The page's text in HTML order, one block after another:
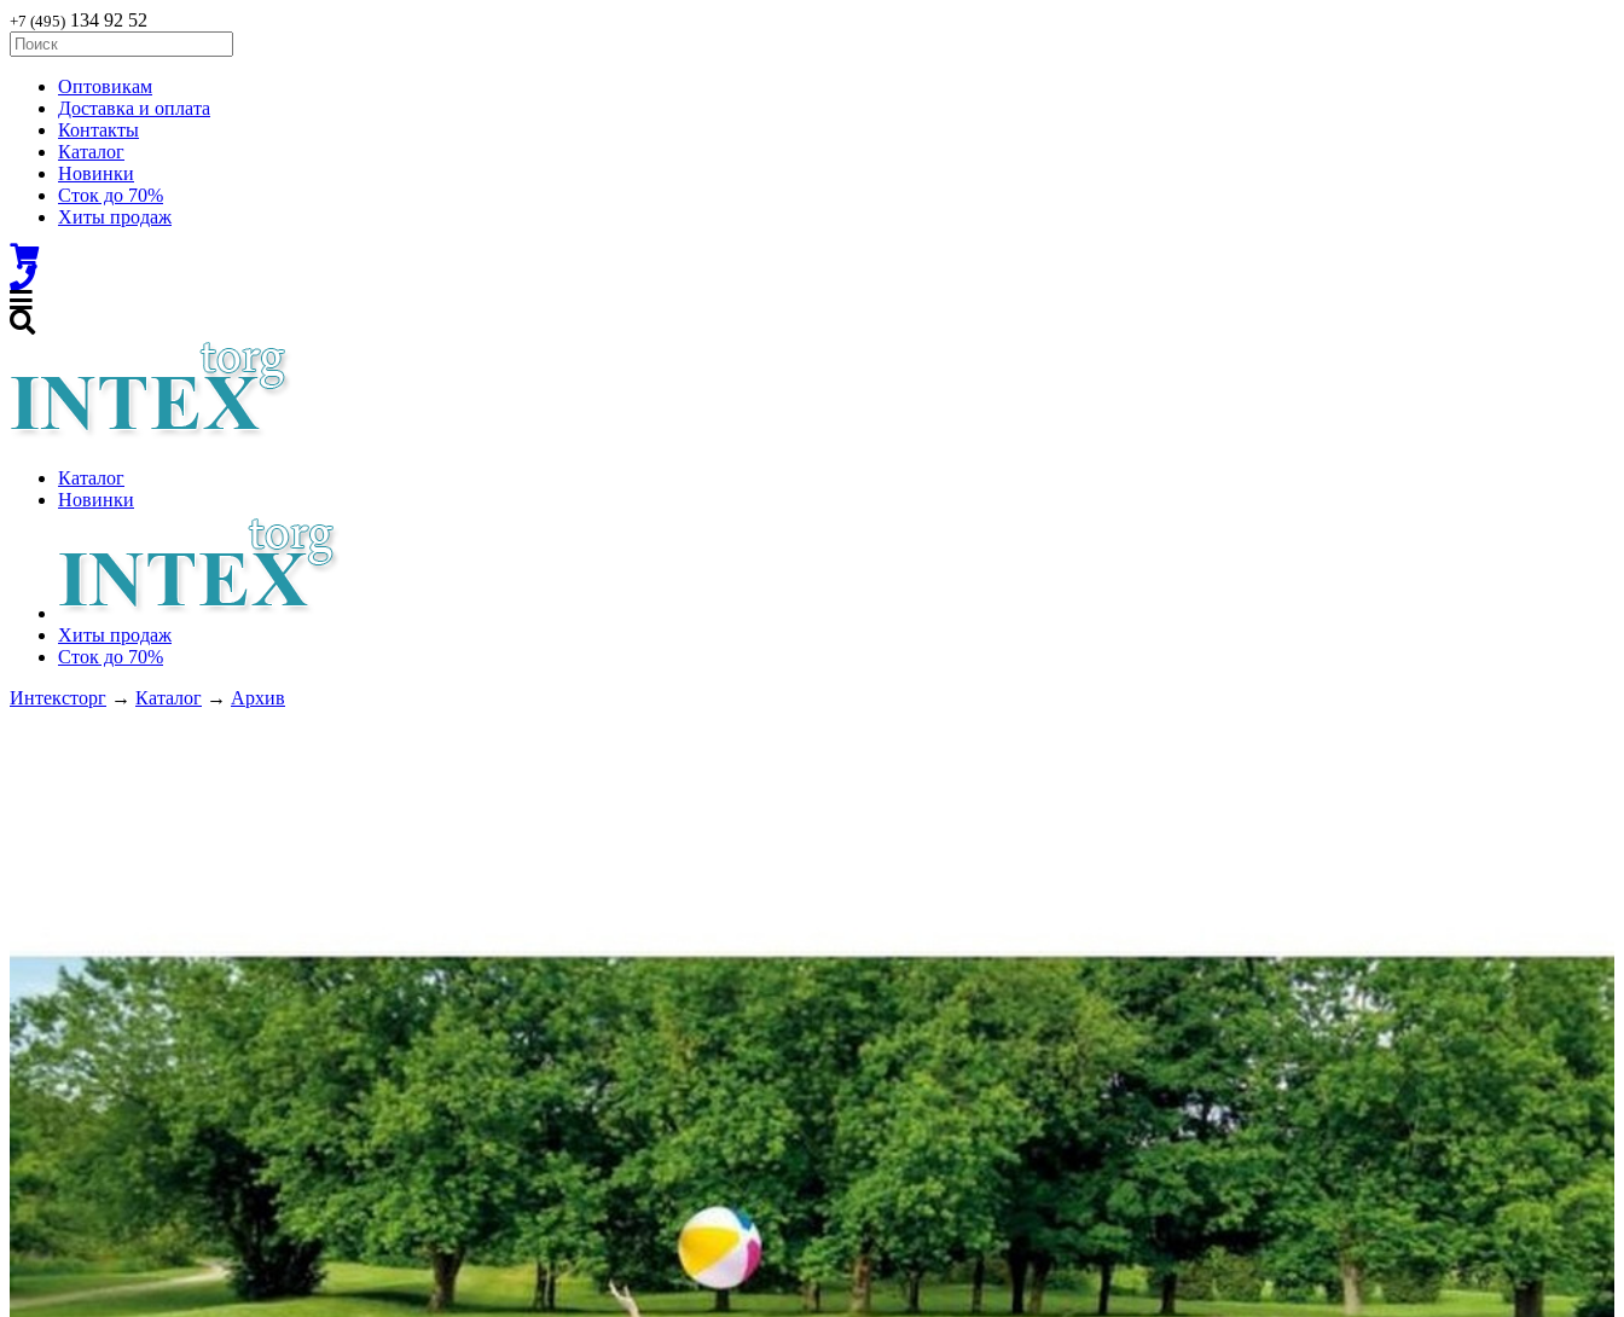
+7 (495) 134 92 52
Оптовикам
Доставка и оплата
Контакты
Каталог
Новинки
Сток до 70%
Хиты продаж
Каталог
Новинки
Хиты продаж
Сток до 70%
Интексторг → Каталог → Архив